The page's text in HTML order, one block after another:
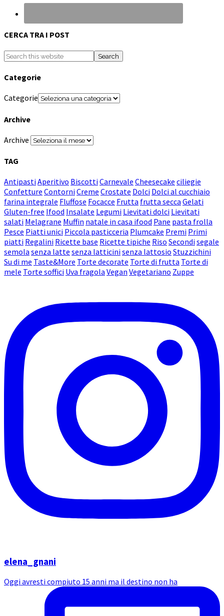
CERCA TRA I POST
Categorie
Categorie
Archive
Archive
TAG
AntipastiAperitivo BiscottiCarnevale Cheesecake ciliegie
Confetture ContorniCreme Crostate Dolci Dolci al cucchiaio
farina integrale Fluffose Focacce Frutta frutta secca Gelati
Gluten-free Ifood Insalate Legumi Lievitati dolci Lievitati
salati Melagrane Muffin natale in casa ifood Pane pasta frolla
Pesce Piatti unici Piccola pasticceria Plumcake Premi Primi
piatti Regalini Ricette base Ricette tipiche Riso Secondisegale
semola senza latte senza latticinisenza lattosio Stuzzichini
Su di me Taste&More Torte decorate Torte di frutta Torte di
mele Torte soffici Uva fragola Vegan Vegetariano Zuppe
elena_gnani
Oggi avresti compiuto 15 anni ma il destino non ha